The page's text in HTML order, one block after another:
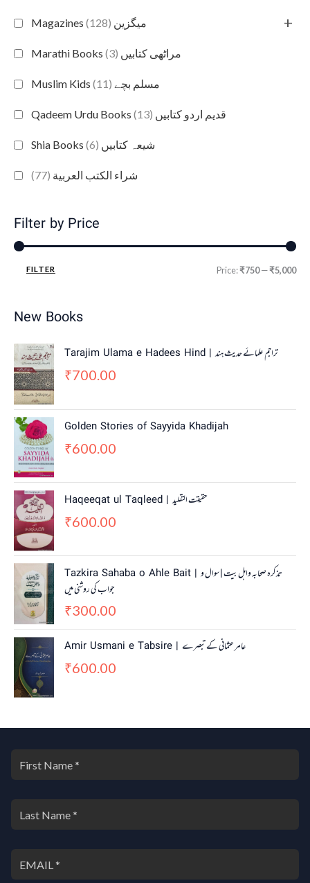
Magazines میگزین (128) +
Marathi Books مراٹھی کتابیں (3)
Muslim Kids مسلم بچے (11)
Qadeem Urdu Books قدیم اردو کتابیں (13)
Shia Books شیعہ کتابیں (6)
شراء الكتب العربية (77)
Filter by Price
FILTER Price:₹750—₹5,000
New Books
Tarajim Ulama e Hadees Hind | تراجم علمائے حديث ہند
₹700.00
Golden Stories of Sayyida Khadijah
₹600.00
Haqeeqat ul Taqleed | حقیقت التقلید
₹600.00
Tazkira Sahaba o Ahle Bait | تذکرہ صحابہ واہل بیت | سوال و
جواب کی روشنی میں
₹300.00
Amir Usmani e Tabsire | عامر عثمانی کے تبصرے
₹600.00